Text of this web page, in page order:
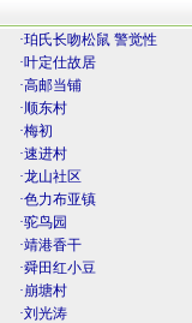
·珀氏长吻松鼠 警觉性
·叶定仕故居
·高邮当铺
·顺东村
·梅初
·速进村
·龙山社区
·色力布亚镇
·驼鸟园
·靖港香干
·舜田红小豆
·崩塘村
·刘光涛